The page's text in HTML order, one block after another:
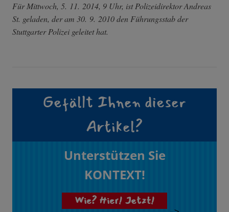
Für Mittwoch, 5. 11. 2014, 9 Uhr, ist Polizeidirektor Andreas
St. geladen, der am 30. 9. 2010 den Führungsstab der
Stuttgarter Polizei geleitet hat.
Gefällt Ihnen dieser
Artikel?
Unterstützen Sie
KONTEXT!
Wie? Hier! Jetzt!